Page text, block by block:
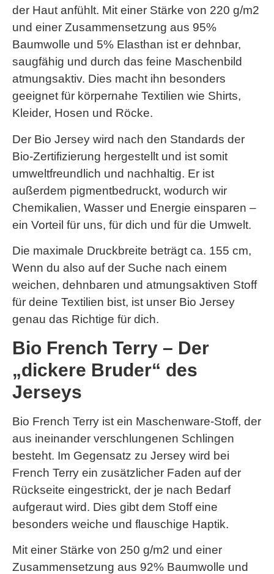
der Haut anfühlt. Mit einer Stärke von 220 g/m2
und einer Zusammensetzung aus 95%
Baumwolle und 5% Elasthan ist er dehnbar,
saugfähig und durch das feine Maschenbild
atmungsaktiv. Dies macht ihn besonders
geeignet für körpernahe Textilien wie Shirts,
Kleider, Hosen und Röcke.
Der Bio Jersey wird nach den Standards der
Bio-Zertifizierung hergestellt und ist somit
umweltfreundlich und nachhaltig. Er ist
außerdem pigmentbedruckt, wodurch wir
Chemikalien, Wasser und Energie einsparen –
ein Vorteil für uns, für dich und für die Umwelt.
Die maximale Druckbreite beträgt ca. 155 cm,
Wenn du also auf der Suche nach einem
weichen, dehnbaren und atmungsaktiven Stoff
für deine Textilien bist, ist unser Bio Jersey
genau das Richtige für dich.
Bio French Terry – Der
„dickere Bruder“ des
Jerseys
Bio French Terry ist ein Maschenware-Stoff, der
aus ineinander verschlungenen Schlingen
besteht. Im Gegensatz zu Jersey wird bei
French Terry ein zusätzlicher Faden auf der
Rückseite eingestrickt, der je nach Bedarf
aufgeraut wird. Dies gibt dem Stoff eine
besonders weiche und flauschige Haptik.
Mit einer Stärke von 250 g/m2 und einer
Zusammensetzung aus 92% Baumwolle und